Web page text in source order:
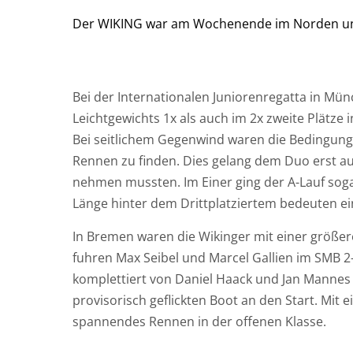
DerWIKING war am Wochenende im Norden
Bei der Internationalen Juniorenregatta in
Leichtgewichts 1x als auch im 2x zweite
Bei seitlichem Gegenwind waren die
Rennen zu finden. Dies gelang dem Duo erst
nehmen mussten. Im Einer ging der A-Lauf
Länge hinter dem Drittplatziertem bedeuten
In Bremen waren die Wikinger mit einer
fuhren Max Seibel und Marcel Gallien im SMB
komplettiert von Daniel Haack und Jan
provisorisch geflickten Boot an den Start. Mit
spannendes Rennen in der offenen Klasse.